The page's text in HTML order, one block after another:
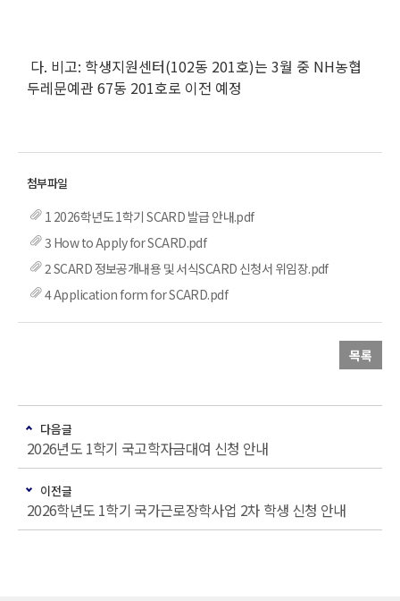
다. 비고: 학생지원센터(102동 201호)는 3월 중 NH농협
두레문예관 67동 201호로 이전 예정
1 2026학년도 1학기 SCARD 발급 안내.pdf
3 How to Apply for SCARD.pdf
2 SCARD 정보공개내용 및 서식SCARD 신청서 위임장.pdf
4 Application form for SCARD.pdf
목록
다음글
2026년도 1학기 국고학자금대여 신청 안내
이전글
2026학년도 1학기 국가근로장학사업 2차 학생 신청 안내